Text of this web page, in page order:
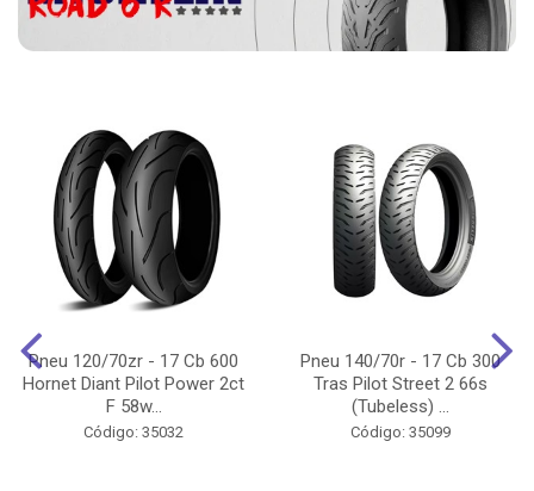
Pneu 120/70zr - 17 Cb 600
Hornet Diant Pilot Power 2ct
F 58w...
Código: 35032
Pneu 140/70r - 17 Cb 300
Tras Pilot Street 2 66s
(Tubeless) ...
Código: 35099